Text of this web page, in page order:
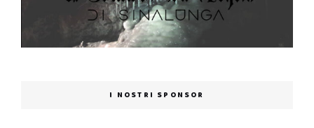
I NOSTRI SPONSOR